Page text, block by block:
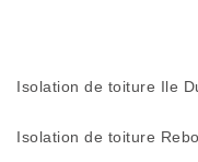
Isolation de toiture Ile
Isolation de toiture